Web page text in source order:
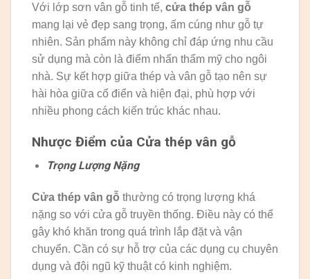
Với lớp sơn vân gỗ tinh tế, cửa thép vân gỗ
mang lại vẻ đẹp sang trọng, ấm cúng như gỗ tự
nhiên. Sản phẩm này không chỉ đáp ứng nhu cầu
sử dụng mà còn là điểm nhấn thẩm mỹ cho ngôi
nhà. Sự kết hợp giữa thép và vân gỗ tạo nên sự
hài hòa giữa cổ điển và hiện đại, phù hợp với
nhiều phong cách kiến trúc khác nhau.
Nhược Điểm của Cửa thép vân gỗ
Trọng Lượng Nặng
Cửa thép vân gỗ thường có trọng lượng khá
nặng so với cửa gỗ truyền thống. Điều này có thể
gây khó khăn trong quá trình lắp đặt và vận
chuyển. Cần có sự hỗ trợ của các dụng cụ chuyên
dụng và đội ngũ kỹ thuật có kinh nghiệm.